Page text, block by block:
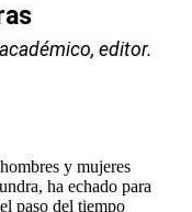
editor.